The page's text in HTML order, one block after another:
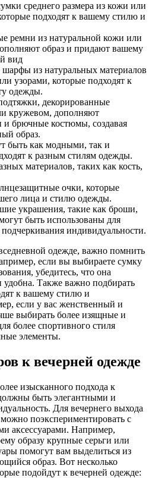
среднего размера из кожи или
подходят к вашему стилю и
ремни из натуральной кожи или
образ и придают вашему
вид
из натуральных материалов
узорами, которые подходят к
одежды.
декорированные
кружевом, дополняют
и брючные костюмы, создавая
образ.
быть как модными, так и
к разным стилям одежды.
материалов, таких как кость,
очки, которые
лица и стилю одежды.
украшения, такие как броши,
быть использованы для
индивидуальности.
одежде, важно помнить
если вы выбираете сумку
убедитесь, что она
удобна. Также важно подбирать
к вашему стилю и
если у вас женственный и
выбирать более изящные и
более спортивного стиля
элементы.
к вечерней одежде
изысканного подхода к
быть элегантными и
Для вечернего выхода
поэкспериментировать с
аксессуарами. Например,
образу крупные серьги или
помогут вам выделиться из
образ. Вот несколько
подойдут к вечерней одежде: